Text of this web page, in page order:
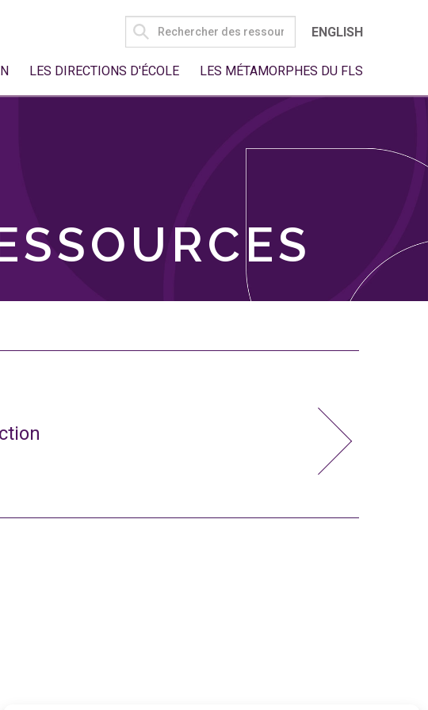
SEARCH
FOR:
ENGLISH
LES DIRECTIONS D'ÉCOLE LES MÉTAMORPHES DU FLS